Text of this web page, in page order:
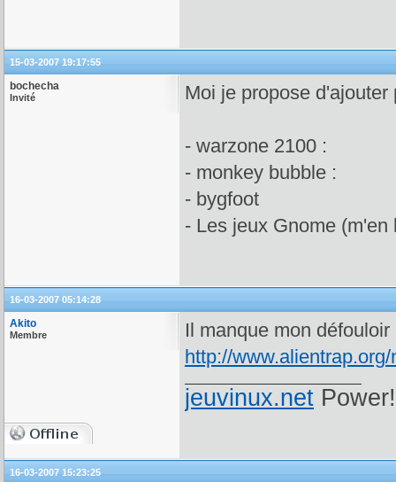
15-03-2007 19:17:55
bochecha
Invité Moi je propose d'ajouter
- warzone 2100 :
- monkey bubble :
- bygfoot
- Les jeux Gnome
16-03-2007 05:14:28
Akito
Membre
Il manque mon
http://
jeuvinux.net
16-03-2007 15:23:25